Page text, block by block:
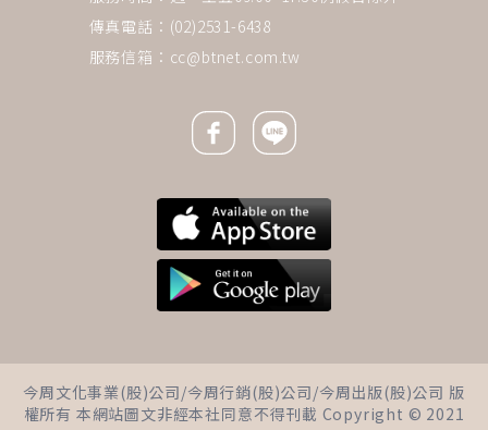
下一則 ＋
吳淡如／中年教我的事：因為懂
得無常，寶貴的就珍惜，自由是
傳真電話：(02)2531-6438
服務信箱： cc@btnet.com.tw
Facebook icon
Line icon
今周文化事業(股)公司/今周行銷(股)公司/今周出版(股)公司 版
權所有 本網站圖文非經本社同意不得刊載 Copyright © 2021